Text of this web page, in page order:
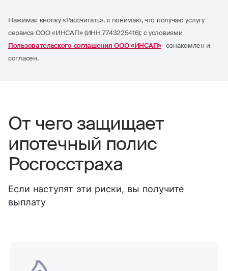
Нажимая кнопку «Рассчитать», я понимаю, что получаю услугу
сервиса ООО «ИНСАП» (ИНН 7743225416); с условиями
Пользовательского соглашения ООО «ИНСАП» ознакомлен и
согласен.
От чего защищает
ипотечный полис
Росгосстраха
Если наступят эти риски, вы получите
выплату